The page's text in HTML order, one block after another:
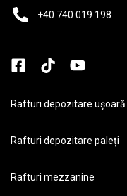
+40 740 019 198
Rafturi depozitare ușoară
Rafturi depozitare paleți
Rafturi mezzanine